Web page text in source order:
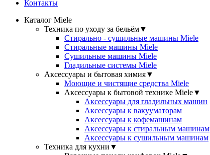
Контакты
Каталог Miele
Техника по уходу за бельём▼
Стирально - сушильные машины Miele
Стиральные машины Miele
Сушильные машины Miele
Гладильные системы Miele
Аксессуары и бытовая химия▼
Моющие и чистящие средства Miele
Аксессуары к бытовой технике Miele▼
Аксессуары для гладильных машин
Аксессуары к вакууматорам
Аксессуары к кофемашинам
Аксессуары к стиральным машинам
Аксессуары к сушильным машинам
Техника для кухни ▼